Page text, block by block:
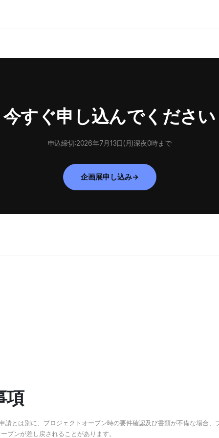
今すぐ申し込んでください
申込締切:2026年7月13日(月)深夜0時まで
企画展申し込み→
項
請とは別に、プロジェクトオープン時の要件確認及び書類が不備な場合、
プンが差し戻されることがあります。